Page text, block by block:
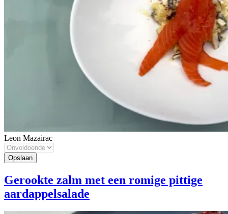
Leon Mazairac
Gerookte zalm met een romige pittige
aardappelsalade